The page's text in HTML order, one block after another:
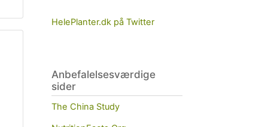
HelePlanter.dk på Twitter
Anbefalelsesværdige
sider
The China Study